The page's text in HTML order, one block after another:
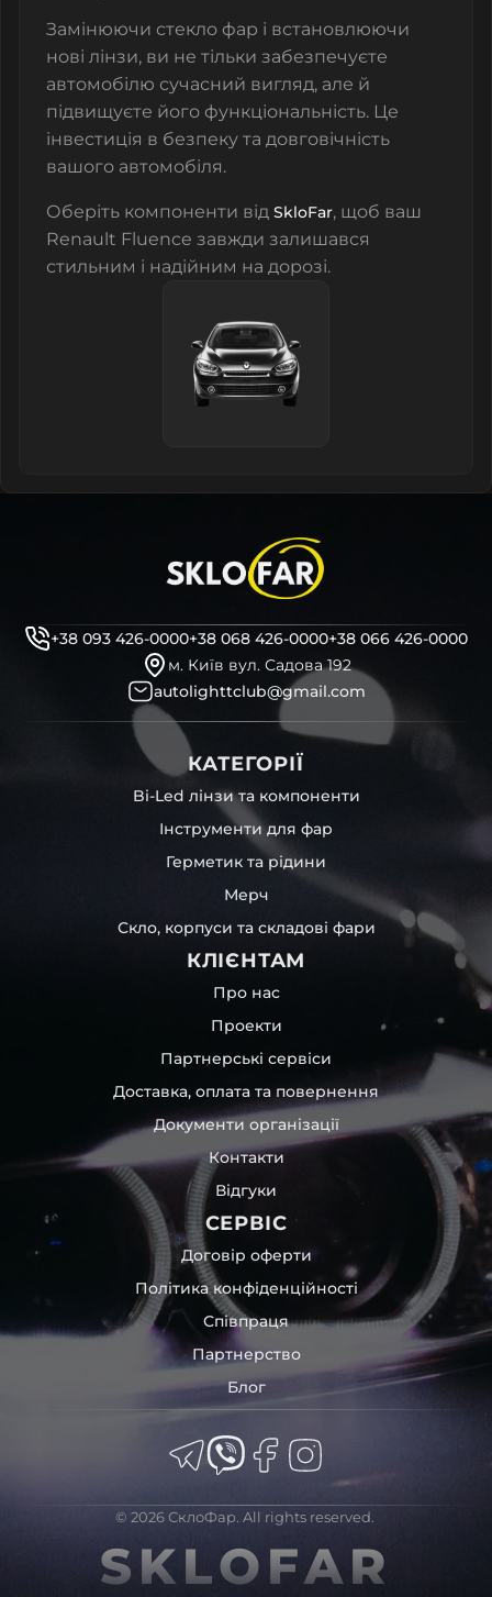
Замінюючи стекло фар і встановлюючи
нові лінзи, ви не тільки забезпечуєте
автомобілю сучасний вигляд, але й
підвищуєте його функціональність. Це
інвестиція в безпеку та довговічність
вашого автомобіля.
Оберіть компоненти від SkloFar, щоб ваш
Renault Fluence завжди залишався
стильним і надійним на дорозі.
+38 093 426-0000+38 068 426-0000+38 066 426-0000
м. Київ вул. Садова 192
autolighttclub@gmail.com
КАТЕГОРІЇ
Bi-Led лінзи та компоненти
Інструменти для фар
Герметик та рідини
Мерч
Скло, корпуси та складові фари
КЛІЄНТАМ
Про нас
Проекти
Партнерські сервіси
Доставка, оплата та повернення
Документи організації
Контакти
Відгуки
СЕРВІС
Договір оферти
Політика конфіденційності
Співпраця
Партнерство
Блог
© 2026 СклоФар. All rights reserved.
SKLOFAR